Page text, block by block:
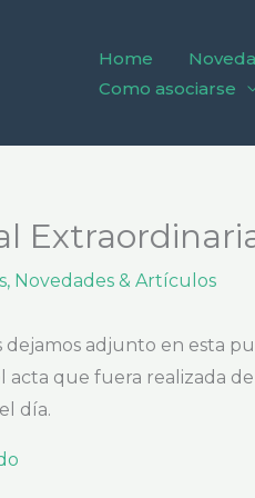
Home
Como asociarse
, Novedades & Artículos
dejamos adjunto en esta
acta que fuera realizada
día.